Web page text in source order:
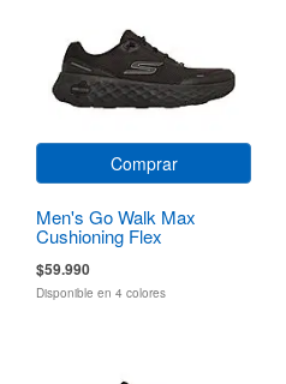
Comprar
Men's Go Walk Max
Cushioning Flex
$59.990
Disponible en 4 colores